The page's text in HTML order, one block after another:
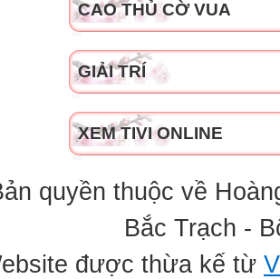
CAO THỦ CỜ VUA
GIẢI TRÍ
XEM TIVI ONLINE
quyền thuộc về
Bắc Trạch -
được thừa kế từ